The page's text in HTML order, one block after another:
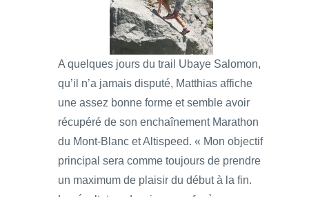
A quelques jours du trail Ubaye Salomon,
qu’il n’a jamais disputé, Matthias affiche
une assez bonne forme et semble avoir
récupéré de son enchaînement Marathon
du Mont-Blanc et Altispeed. « Mon objectif
principal sera comme toujours de prendre
un maximum de plaisir du début à la fin.